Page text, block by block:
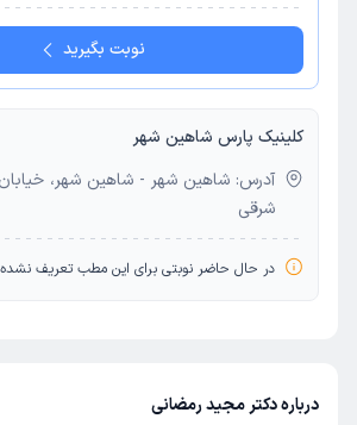
نوبت بگیرید
کلینیک پارس شاهین شهر
شرقی
در حال حاضر نوبتی برای این مطب تعریف
درباره دکتر مجید رمضانی